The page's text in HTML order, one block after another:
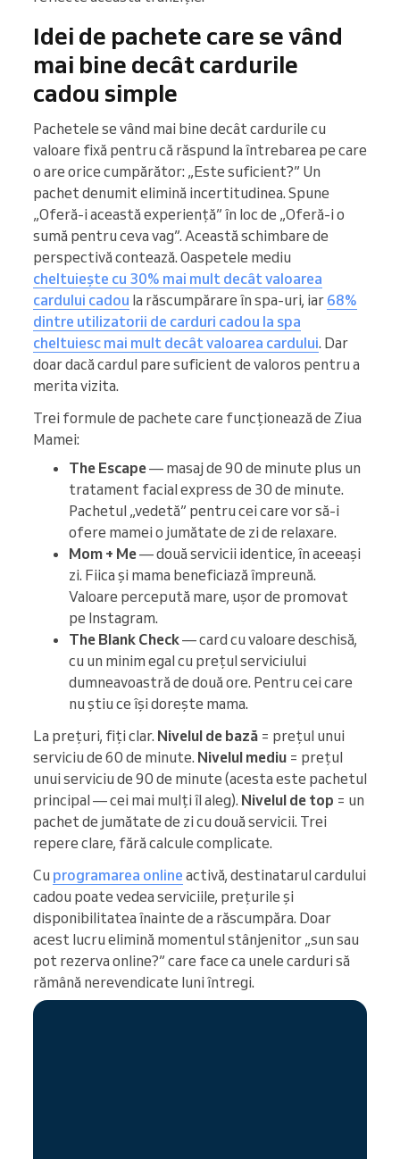
Idei de pachete care se vând
mai bine decât cardurile
cadou simple
Pachetele se vând mai bine decât cardurile cu
valoare fixă pentru că răspund la întrebarea pe care
o are orice cumpărător: „Este suficient?” Un
pachet denumit elimină incertitudinea. Spune
„Oferă-i această experiență” în loc de „Oferă-i o
sumă pentru ceva vag”. Această schimbare de
perspectivă contează. Oaspetele mediu
cheltuiește cu 30% mai mult decât valoarea
cardului cadou la răscumpărare în spa-uri, iar 68%
dintre utilizatorii de carduri cadou la spa
cheltuiesc mai mult decât valoarea cardului. Dar
doar dacă cardul pare suficient de valoros pentru a
merita vizita.
Trei formule de pachete care funcționează de Ziua
Mamei:
The Escape— masaj de 90 de minute plus un
tratament facial express de 30 de minute.
Pachetul „vedetă” pentru cei care vor să-i
ofere mamei o jumătate de zi de relaxare.
Mom + Me— două servicii identice, în aceeași
zi. Fiica și mama beneficiază împreună.
Valoare percepută mare, ușor de promovat
pe Instagram.
The Blank Check— card cu valoare deschisă,
cu un minim egal cu prețul serviciului
dumneavoastră de două ore. Pentru cei care
nu știu ce își dorește mama.
La prețuri, fiți clar. Nivelul de bază = prețul unui
serviciu de 60 de minute. Nivelul mediu = prețul
unui serviciu de 90 de minute (acesta este pachetul
principal — cei mai mulți îl aleg). Nivelul de top = un
pachet de jumătate de zi cu două servicii. Trei
repere clare, fără calcule complicate.
Cu programarea online activă, destinatarul cardului
cadou poate vedea serviciile, prețurile și
disponibilitatea înainte de a răscumpăra. Doar
acest lucru elimină momentul stânjenitor „sun sau
pot rezerva online?” care face ca unele carduri să
rămână nerevendicate luni întregi.